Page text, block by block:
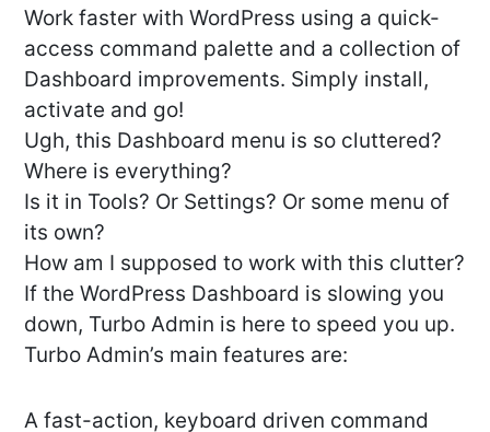
Work faster with WordPress using a quick-
access command palette and a collection of
Dashboard improvements. Simply install,
activate and go!
Ugh, this Dashboard menu is so cluttered?
Where is everything?
Is it in Tools? Or Settings? Or some menu of
its own?
How am I supposed to work with this clutter?
If the WordPress Dashboard is slowing you
down, Turbo Admin is here to speed you up.
Turbo Admin’s main features are:
A fast-action, keyboard driven command